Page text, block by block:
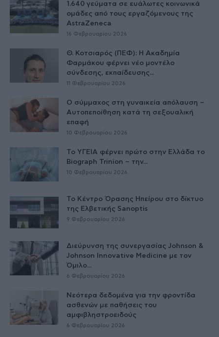
1.640 γεύματα σε ευάλωτες κοινωνικά
ομάδες από τους εργαζόμενους της
AstraZeneca
16 Φεβρουαρίου 2026
Θ. Κοτσιαρός (ΠΕΦ): Η Ακαδημία
Φαρμάκου φέρνει νέο μοντέλο
σύνδεσης, εκπαίδευσης...
11 Φεβρουαρίου 2026
Ο σύμμαχος στη γυναικεία απόλαυση –
Αυτοπεποίθηση κατά τη σεξουαλική
επαφή
10 Φεβρουαρίου 2026
Το ΥΓΕΙΑ φέρνει πρώτο στην Ελλάδα το
Biograph Trinion – την...
10 Φεβρουαρίου 2026
Το Κέντρο Όρασης Ηπείρου στο δίκτυο
της Ελβετικής Sanoptis
9 Φεβρουαρίου 2026
Διεύρυνση της συνεργασίας Johnson &
Johnson Innovative Medicine με τον
Όμιλο...
6 Φεβρουαρίου 2026
Nεότερα δεδομένα για την φροντίδα
ασθενών με παθήσεις του
αμφιβληστροειδούς
6 Φεβρουαρίου 2026